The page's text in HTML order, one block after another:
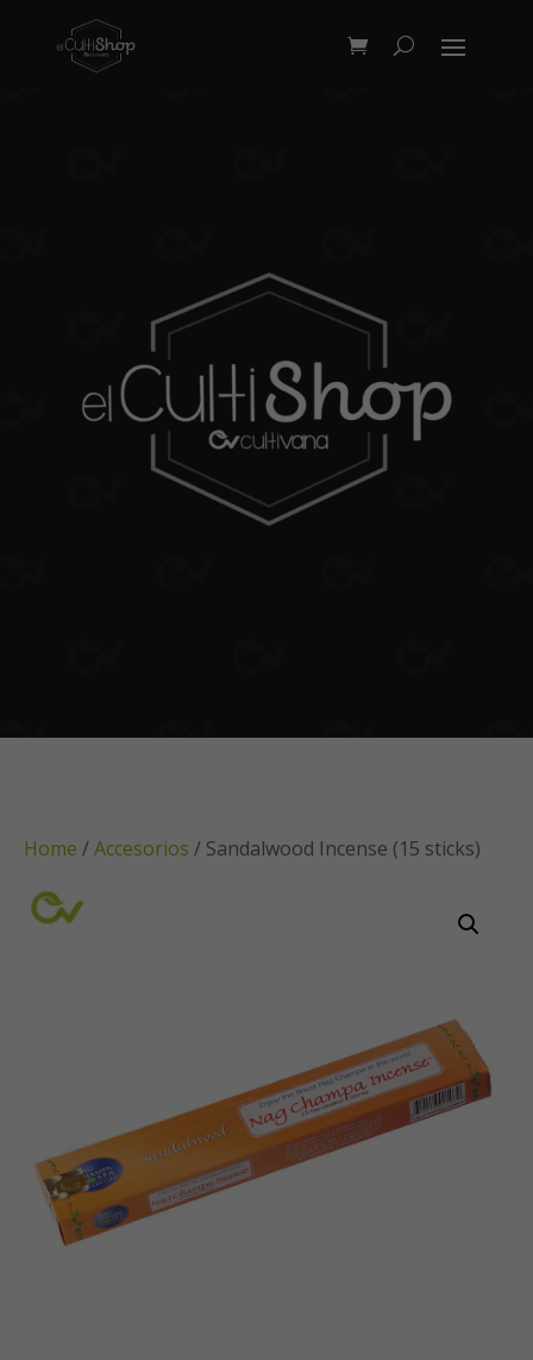
Home /Accesorios / Sandalwood Incense (15 sticks)